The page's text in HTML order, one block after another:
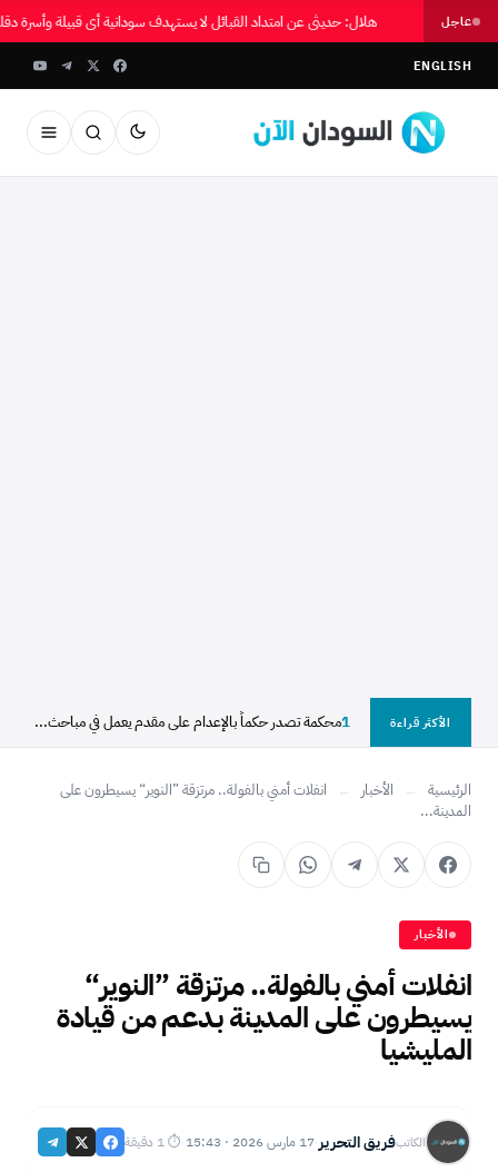
عاجل هلال: حديثي عن امتداد القبائل لا يستهدف سودانية أي قبيلة وأسرة
ENGLISH
الأكثر قراءة 1محكمة تصدر حكماً بالإعدام على مقدم يعمل في مباحث...
الرئيسية ← الأخبار ←
انفلات أمني بالفولة.. مرتزقة ”النوير“ يسيطرون على
المدينة...
الأخبار
انفلات أمني بالفولة.. مرتزقة ”النوير“
يسيطرون على المدينة بدعم من قيادة
المليشيا
الكاتبفريق التحرير·17 مارس 2026 · 15:43 ·⏱ 1 دقيقة